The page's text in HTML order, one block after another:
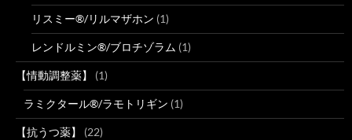
リスミー®/リルマザホン (1)
レンドルミン®/ブロチゾラム (1)
【情動調整薬】 (1)
ラミクタール®/ラモトリギン (1)
【抗うつ薬】 (22)